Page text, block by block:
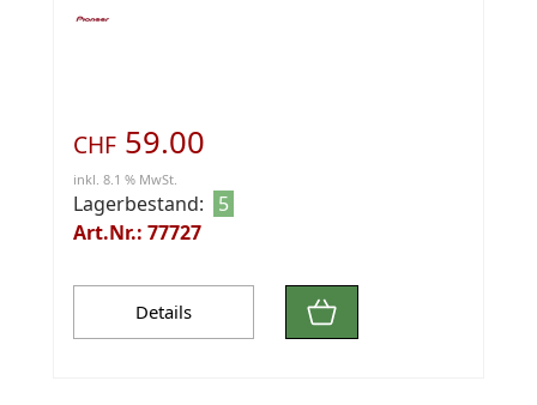
CHF 59.00
inkl. 8.1 % MwSt.
Lagerbestand:
5
Art.Nr.: 77727
Details